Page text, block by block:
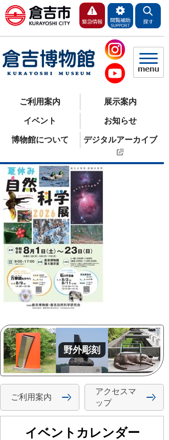
ご利用案内 展示案内
イベント お知らせ
博物館について デジタルアーカイブ
野外彫刻
ご利用案内
アクセスマ
ップ
イベントカレンダー